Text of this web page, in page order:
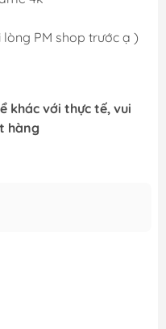
lòng PM shop trước ạ )
khác với thực tế, vui
hàng